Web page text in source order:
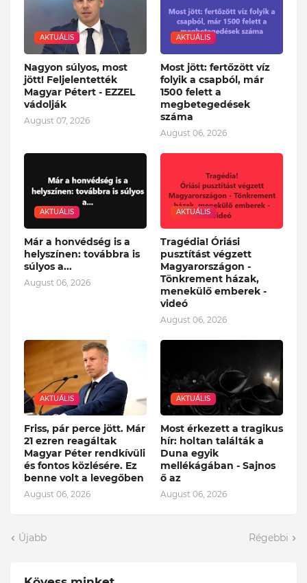
AKTUÁLIS
Nagyon súlyos, most
jött! Feljelentették
Magyar Pétert - EZZEL
vádolják
August 07, 2026
AKTUÁLIS
Most jött: fertőzött víz
folyik a csapból, már
1500 felett a
megbetegedések
száma
August 06, 2026
AKTUÁLIS
Már a honvédség is a
helyszínen: továbbra is
súlyos a...
August 06, 2026
AKTUÁLIS
Tragédia! Óriási
pusztítást végzett
Magyarországon -
Tönkrement házak,
menekülő emberek -
videó
August 06, 2026
AKTUÁLIS
Friss, pár perce jött. Már
21 ezren reagáltak
Magyar Péter rendkívüli
és fontos közlésére. Ez
benne volt a levegőben
August 06, 2026
AKTUÁLIS
Most érkezett a tragikus
hír: holtan találták a
Duna egyik
mellékágában - Sajnos
ő az
August 06, 2026
Újabb Régebbi